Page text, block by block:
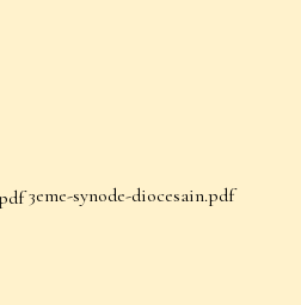
3eme-synode-diocesain.pdf